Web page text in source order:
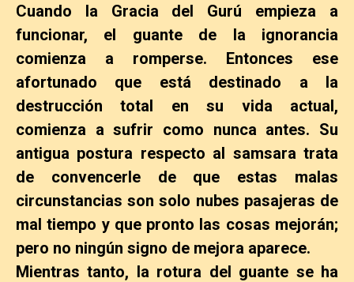
Cuando la Gracia del Gurú empieza a
funcionar, el guante de la ignorancia
comienza a romperse. Entonces ese
afortunado que está destinado a la
destrucción total en su vida actual,
comienza a sufrir como nunca antes. Su
antigua postura respecto al samsara trata
de convencerle de que estas malas
circunstancias son solo nubes pasajeras de
mal tiempo y que pronto las cosas mejorán;
pero no ningún signo de mejora aparece.
Mientras tanto, la rotura del guante se ha